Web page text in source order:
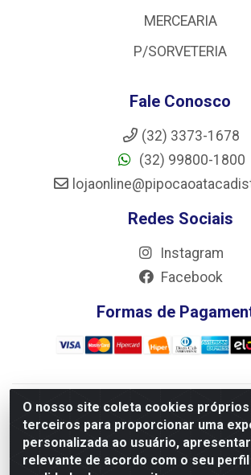
O nosso site coleta cookies próprios
terceiros para proporcionar uma
personalizada ao usuário,
relevante de acordo com o seu
MERCEARIA
P/SORVETERIA
Fale Conosco
(32) 3373-1678
(32) 99800-1800
Redes Sociais
Instagram
Facebook
Formas de
JRS Distribuição e Logística LTDA - Rua
Sacramento Torga 70, Vila Nossa Senhora
João Del Rei/MG - CEP 36305-334 - CNPJ
02